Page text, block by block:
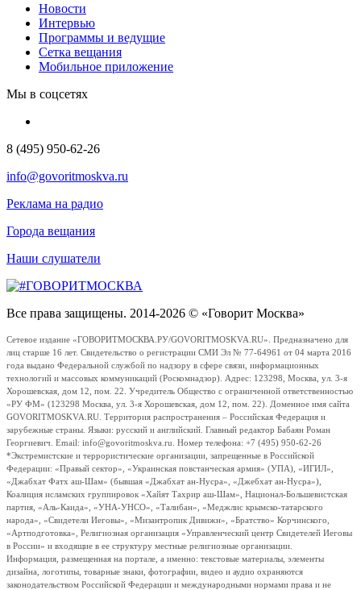
Новости
Интервью
Программы и ведущие
Сетка вещания
Мобильное приложение
Мы в соцсетях
8 (495) 950-62-26
info@govoritmoskva.ru
Реклама на радио
Города вещания
Наши слушатели
Все права защищены. 2014-2026 © «Говорит Москва»
Сетевое издание «ГОВОРИТМОСКВА.РУ/GOVORITMOSKVA.RU». Предназначено для
лиц старше 16 лет. Свидетельство о регистрации СМИ Эл № 77-64961 от 04 марта 2016
года выдано Федеральной службой по надзору в сфере связи, информационных
технологий и массовых коммуникаций (Роскомнадзор). Адрес: 123298, Москва, ул. 3-я
Хорошевская, дом 12, пом. 22. Учредитель Общество с ограниченной ответственностью
«РУ ФМ» (123298 Москва, ул. 3-я Хорошевская, дом 12, пом. 22). Доменное имя сайта
GOVORITMOSKVA.RU. Территория распространения – Российская Федерация и
зарубежные страны. Языки: русский и английский. Главный редактор Бабаян Роман
Георгиевич. Email: info@govoritmoskva.ru. Номер телефона: +7 (495) 950-62-26
*Экстремистские и террористические организации, запрещенные в Российской
Федерации: «Правый сектор», «Украинская повстанческая армия» (УПА), «ИГИЛ»,
«Джабхат Фатх аш-Шам» (бывшая «Джабхат ан-Нусра», «Джебхат ан-Нусра»),
Коалиция исламских группировок «Хайят Тахрир аш-Шам», Национал-Большевистская
партия, «Аль-Каида», «УНА-УНСО», «Талибан», «Меджлис крымско-татарского
народа», «Свидетели Иеговы», «Мизантропик Дивижн», «Братство» Корчинского,
«Артподготовка», Религиозная организация «Управленческий центр Свидетелей Иеговы
в России» и входящие в ее структуру местные религиозные организации.
Информация, размещенная на портале, а именно: текстовые материалы, элементы
дизайна, логотипы, товарные знаки, фотографии, видео и аудио охраняются
законодательством Российской Федерации и международными нормами права и не